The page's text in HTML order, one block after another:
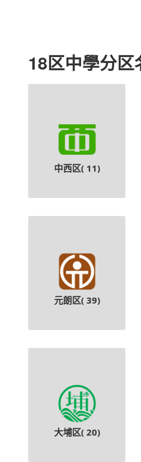
18区中學分区
中西区( 11)
元朗区( 39)
大埔区( 20)